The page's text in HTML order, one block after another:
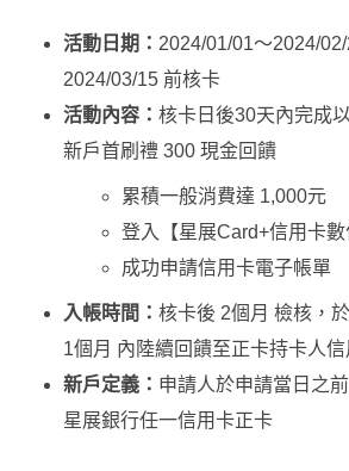
活動日期： 2024/01/01～2024/
2024/03/15 前核卡
活動內容： 核卡日後30天內完成
新戶首刷禮 300 現金回饋
累積一般消費達 1,000元
登入【星展Card+信用卡
成功申請信用卡電子帳單
入帳時間： 核卡後 2個月 檢核，
1個月 內陸續回饋至正卡持卡人信
新戶定義： 申請人於申請當日之
星展銀行任一信用卡正卡